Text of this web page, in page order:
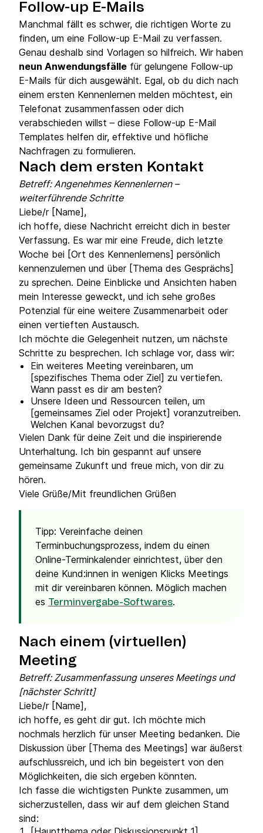
Follow-up E-Mails
Manchmal fällt es schwer, die richtigen Worte zu
finden, um eine Follow-up E-Mail zu verfassen.
Genau deshalb sind Vorlagen so hilfreich. Wir haben
neun Anwendungsfälle für gelungene Follow-up
E-Mails für dich ausgewählt. Egal, ob du dich nach
einem ersten Kennenlernen melden möchtest, ein
Telefonat zusammenfassen oder dich
verabschieden willst – diese Follow-up E-Mail
Templates helfen dir, effektive und höfliche
Nachfragen zu formulieren.
Nach dem ersten Kontakt
Betreff: Angenehmes Kennenlernen –
weiterführende Schritte
Liebe/r [Name],
ich hoffe, diese Nachricht erreicht dich in bester
Verfassung. Es war mir eine Freude, dich letzte
Woche bei [Ort des Kennenlernens] persönlich
kennenzulernen und über [Thema des Gesprächs]
zu sprechen. Deine Einblicke und Ansichten haben
mein Interesse geweckt, und ich sehe großes
Potenzial für eine weitere Zusammenarbeit oder
einen vertieften Austausch.
Ich möchte die Gelegenheit nutzen, um nächste
Schritte zu besprechen. Ich schlage vor, dass wir:
Ein weiteres Meeting vereinbaren, um
[spezifisches Thema oder Ziel] zu vertiefen.
Wann passt es dir am besten?
Unsere Ideen und Ressourcen teilen, um
[gemeinsames Ziel oder Projekt] voranzutreiben.
Welchen Kanal bevorzugst du?
Vielen Dank für deine Zeit und die inspirierende
Unterhaltung. Ich bin gespannt auf unsere
gemeinsame Zukunft und freue mich, von dir zu
hören.
Viele Grüße/Mit freundlichen Grüßen
Tipp: Vereinfache deinen
Terminbuchungsprozess, indem du einen
Online-Terminkalender einrichtest, über den
deine Kund:innen in wenigen Klicks Meetings
mit dir vereinbaren können. Möglich machen
es Terminvergabe-Softwares.
Nach einem (virtuellen)
Meeting
Betreff: Zusammenfassung unseres Meetings und
[nächster Schritt]
Liebe/r [Name],
ich hoffe, es geht dir gut. Ich möchte mich
nochmals herzlich für unser Meeting bedanken. Die
Diskussion über [Thema des Meetings] war äußerst
aufschlussreich, und ich bin begeistert von den
Möglichkeiten, die sich ergeben könnten.
Ich fasse die wichtigsten Punkte zusammen, um
sicherzustellen, dass wir auf dem gleichen Stand
sind: